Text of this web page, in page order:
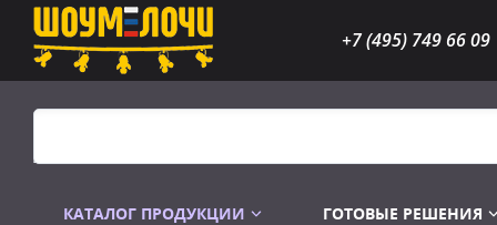
+7 (495) 749 66 09
КАТАЛОГ ПРОДУКЦИИ ГОТОВЫЕ РЕШЕНИЯ